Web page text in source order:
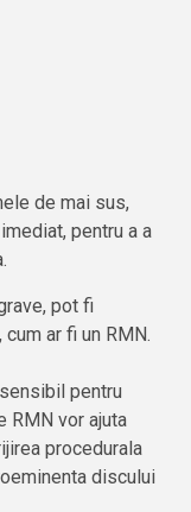
de mai sus,
pentru a a
pot fi
ar fi un RMN.
pentru
RMN vor ajuta
procedurala
discului